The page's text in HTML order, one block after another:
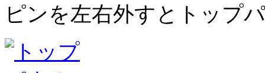
ピンを左右外すとトップ